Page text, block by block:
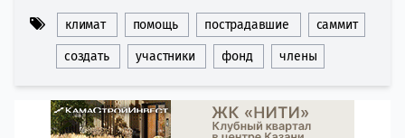
климат помощь пострадавшие саммит
создать участники фонд члены